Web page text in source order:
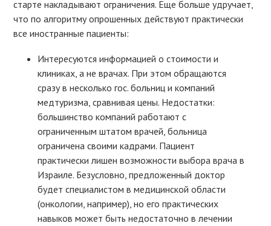
старте накладывают ограничения. Еще больше удручает,
что по алгоритму опрошенных действуют практически
все иностранные пациенты:
Интересуются информацией о стоимости и
клиниках, а не врачах. При этом обращаются
сразу в несколько гос. больниц и компаний
медтуризма, сравнивая цены. Недостатки:
большинство компаний работают с
ограниченным штатом врачей, больница
ограничена своими кадрами. Пациент
практически лишен возможности выбора врача в
Израиле. Безусловно, предложенный доктор
будет специалистом в медицинской области
(онкологии, например), но его практических
навыков может быть недостаточно в лечении